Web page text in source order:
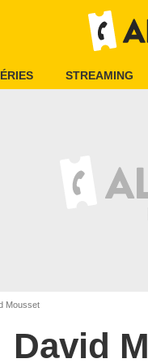
STREAMING
Mousset
David